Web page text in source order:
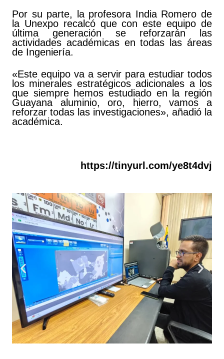
Por su parte, la profesora India Romero de
la Unexpo recalcó que con este equipo de
última generación se reforzarán las
actividades académicas en todas las áreas
de Ingeniería.
«Este equipo va a servir para estudiar todos
los minerales estratégicos adicionales a los
que siempre hemos estudiado en la región
Guayana aluminio, oro, hierro, vamos a
reforzar todas las investigaciones», añadió la
académica.
https://tinyurl.com/ye8t4dvj